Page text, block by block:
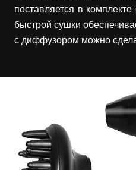
поставляется в
быстрой сушки
c диффузором можно